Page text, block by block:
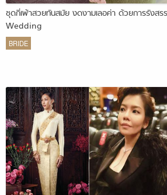
ชุดกี่เพ้าสวยทันสมัย งดงามเลอค่า ด้วยการรังส
Wedding
BRIDE